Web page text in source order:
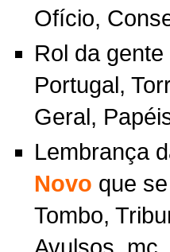
Ofício,
Rol da
Portugal,
Geral,
Lembrança
Novo que
Tombo,